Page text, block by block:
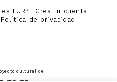
LUR?
Crea tu cuenta
Política de privacidad
cultural de